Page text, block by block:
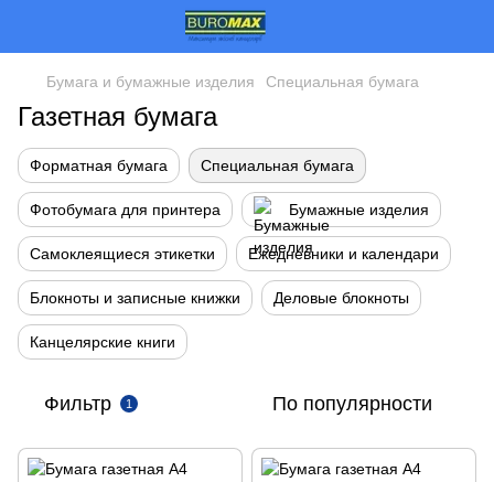
Бумага и бумажные изделия Специальная бумага
Газетная бумага
Форматная бумага Специальная бумага
Фотобумага для принтера Бумажные изделия
Самоклеящиеся этикетки Ежедневники и календари
Блокноты и записные книжки Деловые блокноты
Канцелярские книги
Фильтр 1 По популярности